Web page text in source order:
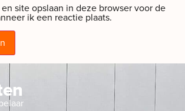
site opslaan in deze browser voor de
ik een reactie plaats.